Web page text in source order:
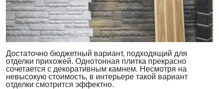
Достаточно бюджетный вариант, подходящий для
отделки прихожей. Однотонная плитка прекрасно
сочетается с декоративным камнем. Несмотря на
невысокую стоимость, в интерьере такой вариант
отделки смотрится эффектно.